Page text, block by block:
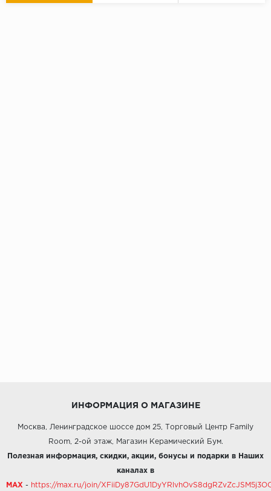
ИНФОРМАЦИЯ О МАГАЗИНЕ
Москва, Ленинградское шоссе дом 25, Торговый Центр Family
Room, 2-ой этаж, Магазин Керамический Бум.
Полезная информация, скидки, акции, бонусы и подарки в Наших
каналах в
MAX - https://max.ru/join/